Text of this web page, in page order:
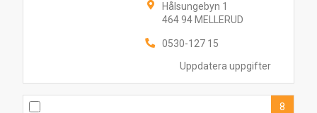
Uppdatera uppgifter
Hålsungebyn 1
464 94 MELLERUD
0530-127 15
8